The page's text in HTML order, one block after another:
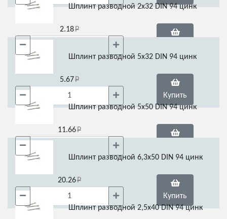
Шплинт разводной 2х32 DIN 94 цинк
2.18
Шплинт разводной 5х32 DIN 94 цинк
5.67
Купить
Шплинт разводной 5х50 DIN 94 цинк
11.66
Шплинт разводной 6,3х50 DIN 94 цинк
20.26
Купить
Шплинт разводной 2,5х40 DIN 94 цинк